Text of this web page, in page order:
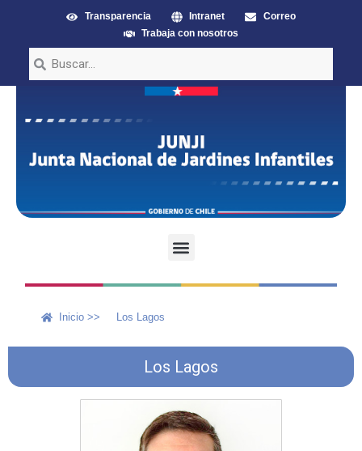
Transparencia Intranet
Correo
Trabaja con nosotros
Inicio >> Los Lagos
Los Lagos